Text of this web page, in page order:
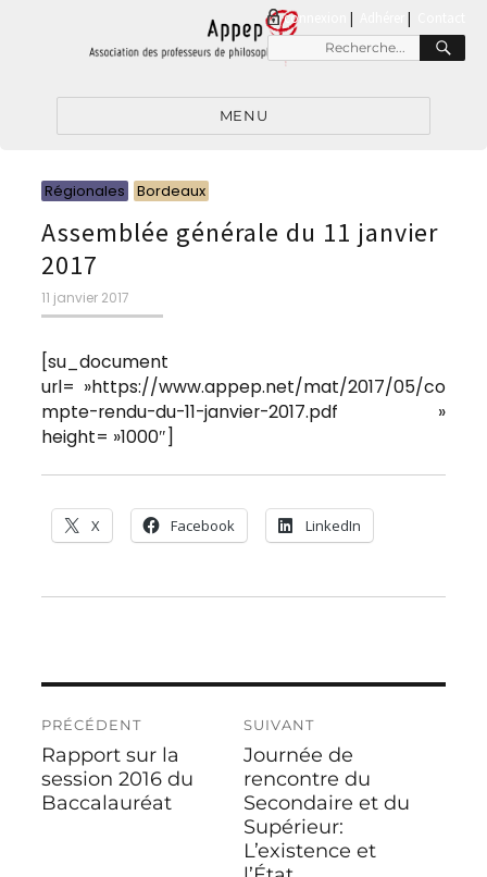
connexion |
Recherche
pour
MENU
Régionales Bordeaux
Assemblée générale du 11 janvier
2017
Publié
le
11 janvier 2017
[su_document
url= »https://www.appep.net/mat/2017/05/co
mpte-rendu-du-11-janvier-2017.pdf »
height= »1000″]
X Facebook LinkedIn
de
l’article
PRÉCÉDENT
Publication
précédente :
Rapport sur la
session 2016 du
Baccalauréat
SUIVANT
Publication
suivante :
Journée de
rencontre du
Secondaire et du
Supérieur:
L’existence et